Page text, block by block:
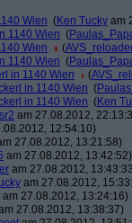
Wien (Ken Tucky am
1140 Wien (
Wien
(
1140 Wien (
in 1140 Wien
(
in 1140 Wien (
in 1140 Wien (Ken
lsr2 am 27.08.2012,
12:54:10)
27.08.2012, 13:21:58)
am 27.08.2012, 13:42:52)
am 27.08.2012,
am 27.08.2012,
am 27.08.2012, 13:24:16)
27.08.2012, 13:38:37)